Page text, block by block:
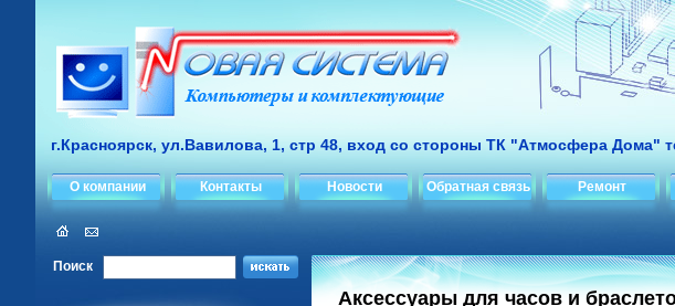
г.Красноярск, ул.Вавилова, 1, стр 48, вход со стороны ТК "Атмосфера Дома"
О компании Контакты Новости Обратная связь Ремонт
Поиск
Аксессуары для часов и